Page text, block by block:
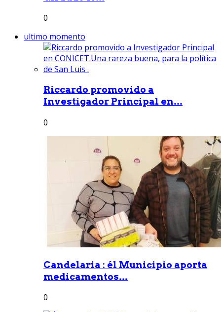
0
ultimo momento
Riccardo promovido a
Investigador Principal en...
0
Candelaria : él Municipio aporta
medicamentos...
0